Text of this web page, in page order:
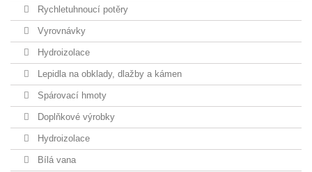
Rychletuhnoucí potěry
Vyrovnávky
Hydroizolace
Lepidla na obklady, dlažby a kámen
Spárovací hmoty
Doplňkové výrobky
Hydroizolace
Bílá vana